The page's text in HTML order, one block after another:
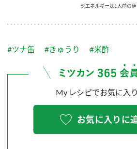
ふりかけ
炊き込みご飯の素
つゆ
PIN印
スペシャルサイト
ミツカンの歴史
ZENB initiative
MIM（ミツカンミュージア
販売終了製品のご案内
よくあるご質問
※エネルギーは1人前の値
#ツナ缶 #きゅうり #米酢
My レシピでお気に入
お気に入りに